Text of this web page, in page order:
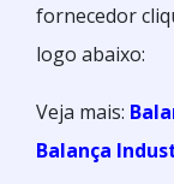
fornecedor
logo abaixo:
Veja mais:
Balança